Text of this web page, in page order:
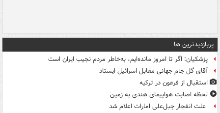
پربازدیدترین ها
پزشکیان: اگر تا امروز مانده‌ایم، به‌خاطر مردم نجیب ایران است
آقای گل جام جهانی مقابل اسرائیل ایستاد
استقبال از فرعون در ترکیه
لحظه اصابت هواپیمای هندی به زمین
علت انفجار جبل‌علی امارات اعلام شد